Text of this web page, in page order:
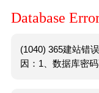
Database
(1040) 365建站错
因：1、数据库密